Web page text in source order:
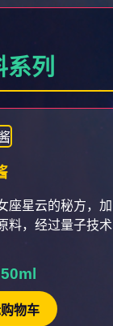
系列
座星云的秘方，加
料，经过量子技术
物车